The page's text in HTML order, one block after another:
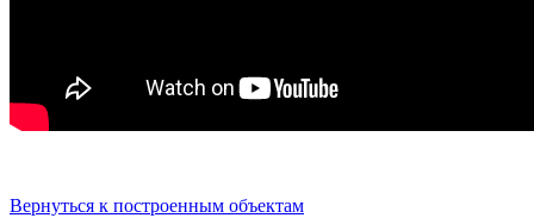
Вернуться к построенным объектам